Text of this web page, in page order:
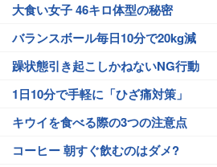
大食い女子 46キロ体型の秘密
バランスボール毎日10分で20kg減
躁状態引き起こしかねないNG行動
1日10分で手軽に「ひざ痛対策」
キウイを食べる際の3つの注意点
コーヒー 朝すぐ飲むのはダメ?